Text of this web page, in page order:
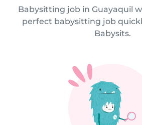
Babysitting job in Guayaquil
perfect babysitting job
Babysits.